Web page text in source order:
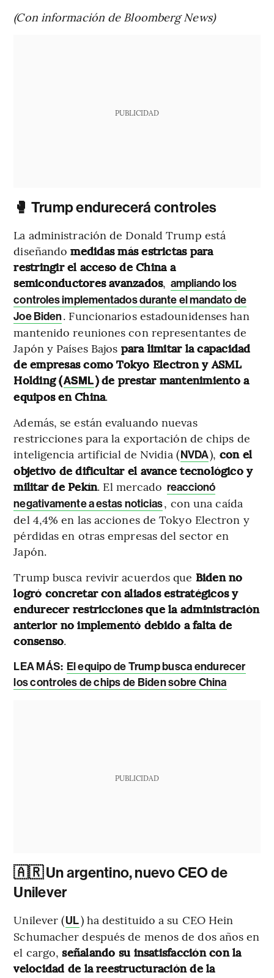
(Con información de Bloomberg News)
PUBLICIDAD
🥊 Trump endurecerá controles
La administración de Donald Trump está
diseñandomedidas más estrictas para
restringir el acceso de China a
semiconductores avanzados, ampliando los
controles implementados durante el mandato de
Joe Biden. Funcionarios estadounidenses han
mantenido reuniones con representantes de
Japón y Países Bajos para limitar la capacidad
de empresas como Tokyo Electron y ASML
Holding (ASML) de prestar mantenimiento a
equipos en China.
Además, se están evaluando nuevas
restricciones para la exportación de chips de
inteligencia artificial de Nvidia (NVDA), con el
objetivo de dificultar el avance tecnológico y
militar de Pekín. El mercado reaccionó
negativamente a estas noticias, con una caída
del 4,4% en las acciones de Tokyo Electron y
pérdidas en otras empresas del sector en
Japón.
Trump busca revivir acuerdos que Biden no
logró concretar con aliados estratégicos y
endurecer restricciones que la administración
anterior no implementó debido a falta de
consenso.
LEA MÁS: El equipo de Trump busca endurecer
los controles de chips de Biden sobre China
PUBLICIDAD
🇦🇷 Un argentino, nuevo CEO de
Unilever
Unilever (UL) ha destituido a su CEO Hein
Schumacher después de menos de dos años en
el cargo,señalando su insatisfacción con la
velocidad de la reestructuración de la